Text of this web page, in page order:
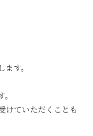
す。
けていただくことも